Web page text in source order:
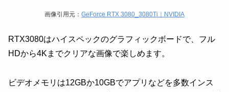
画像引用元： GeForce RTX 3080_3080Ti｜NVIDIA
RTX3080はハイスペックのグラフィックボードで、フル
HDから4Kまでクリアな画像で楽しめます。
ビデオメモリは12GBか10GBでアプリなどを多数インス